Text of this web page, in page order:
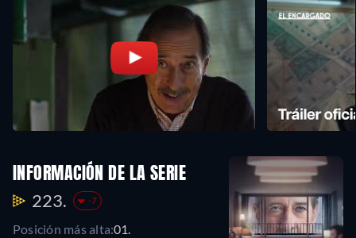
INFORMACIÓN DE LA SERIE
223. -7
Posición más alta:01.